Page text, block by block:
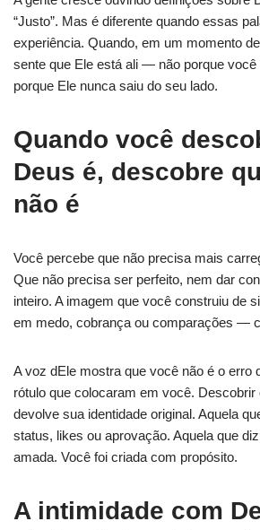
“Justo”. Mas é diferente quando essas
experiência. Quando, em um momento
sente que Ele está ali — não porque
porque Ele nunca saiu do seu lado.
Quando você
Deus é, descobre
não é
Você percebe que não precisa mais
Que não precisa ser perfeito, nem dar
inteiro. A imagem que você construiu de
em medo, cobrança ou comparações —
A voz dEle mostra que você não é o erro
rótulo que colocaram em você. Descobrir
devolve sua identidade original. Aquela
status, likes ou aprovação. Aquela que
amada. Você foi criada com propósito.
A intimidade com